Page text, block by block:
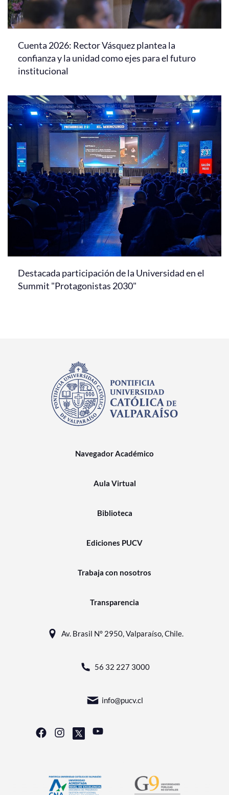
Cuenta 2026: Rector Vásquez plantea la
confianza y la unidad como ejes para el futuro
institucional
Destacada participación de la Universidad en el
Summit "Protagonistas 2030"
Navegador Académico
Aula Virtual
Biblioteca
Ediciones PUCV
Trabaja con nosotros
Transparencia
Av. Brasil N° 2950, Valparaíso, Chile.
56 32 227 3000
info@pucv.cl